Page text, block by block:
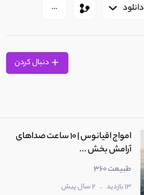
دانلود
امواج اقیانوس | 10 ساعت صداهای
آرامش بخش ...
طبیعت 360
13 بازدید . 2 سال پیش